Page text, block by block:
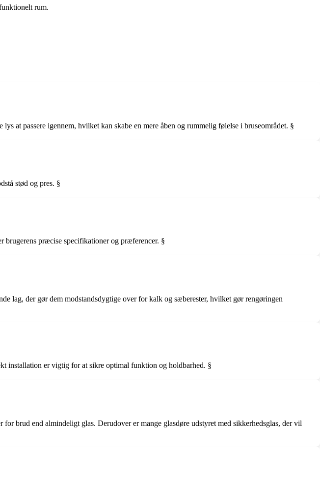
rum.
at passere igennem, hvilket kan skabe en mere åben og rummelig følelse i bruseområdet. §
stød og pres. §
brugerens præcise specifikationer og præferencer. §
lag, der gør dem modstandsdygtige over for kalk og sæberester, hvilket gør rengøringen
installation er vigtig for at sikre optimal funktion og holdbarhed. §
brud end almindeligt glas. Derudover er mange glasdøre udstyret med sikkerhedsglas, der vil